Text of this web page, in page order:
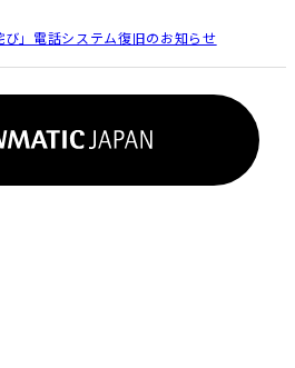
び」電話システム復旧のお知らせ